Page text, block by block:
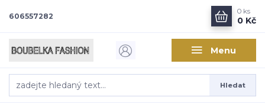
Menu
Hledat
606557282
0 ks
0 Kč